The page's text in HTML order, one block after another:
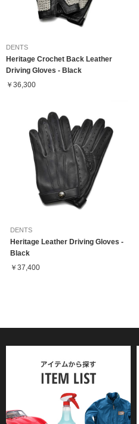
DENTS
Heritage Crochet Back Leather
Driving Gloves - Black
￥36,300
DENTS
Heritage Leather Driving Gloves -
Black
￥37,400